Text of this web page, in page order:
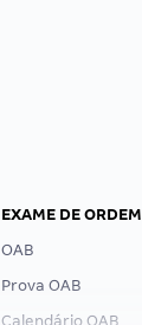
EXAME DE ORDEM
OAB
Prova OAB
Calendário OAB